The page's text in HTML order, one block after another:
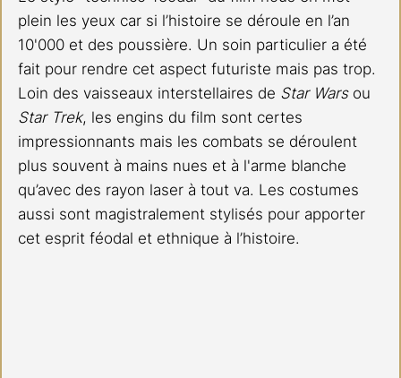
plein les yeux car si l’histoire se déroule en l’an
10'000 et des poussière. Un soin particulier a été
fait pour rendre cet aspect futuriste mais pas trop.
Loin des vaisseaux interstellaires de Star Wars ou
Star Trek, les engins du film sont certes
impressionnants mais les combats se déroulent
plus souvent à mains nues et à l'arme blanche
qu’avec des rayon laser à tout va. Les costumes
aussi sont magistralement stylisés pour apporter
cet esprit féodal et ethnique à l’histoire.